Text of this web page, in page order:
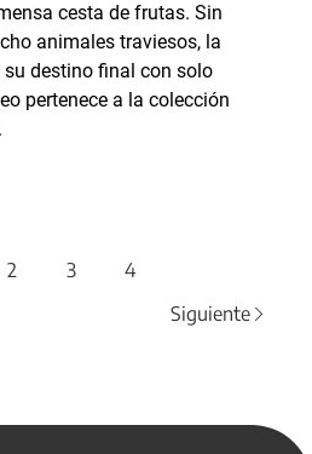
cesta de frutas. Sin
animales traviesos, la
destino final con solo
pertenece a la colección
2 3
4
Siguiente